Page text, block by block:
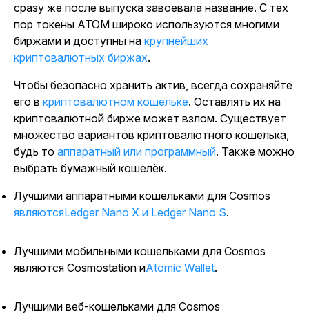
сразу же после выпуска завоевала название. С тех
пор токены ATOM широко используются многими
биржами и доступны на крупнейших
криптовалютных биржах.
Чтобы безопасно хранить актив, всегда сохраняйте
его в криптовалютном кошельке. Оставлять их на
криптовалютной бирже может взлом. Существует
множество вариантов криптовалютного кошелька,
будь то аппаратный или программный. Также можно
выбрать бумажный кошелёк.
Лучшими аппаратными кошельками для Cosmos
являютсяLedger Nano X и Ledger Nano S.
Лучшими мобильными кошельками для Cosmos
являются Cosmostation иAtomic Wallet.
Лучшими веб-кошельками для Cosmos